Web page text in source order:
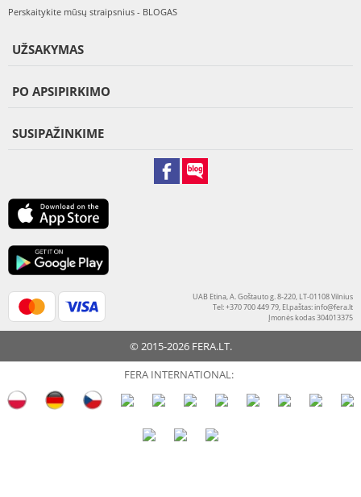
Perskaitykite mūsų straipsnius - BLOGAS
UŽSAKYMAS
PO APSIPIRKIMO
SUSIPAŽINKIME
UAB Etina, A. Goštauto g. 8-220, LT-01108 Vilnius
Tel: +370 700 449 79, El.paštas:info@fera.lt
Įmonės kodas 304013375
© 2015-2026 FERA.LT.
FERA INTERNATIONAL: